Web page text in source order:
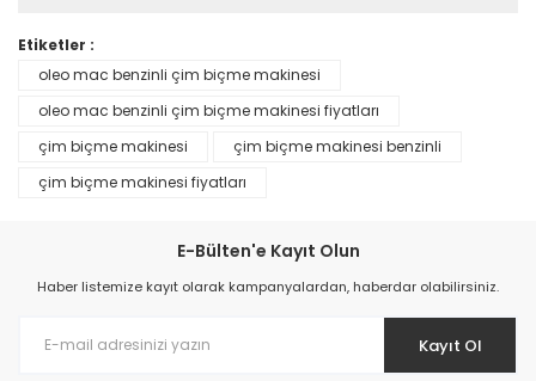
Etiketler :
oleo mac benzinli çim biçme makinesi
oleo mac benzinli çim biçme makinesi fiyatları
çim biçme makinesi
çim biçme makinesi benzinli
çim biçme makinesi fiyatları
E-Bülten'e Kayıt Olun
Haber listemize kayıt olarak kampanyalardan, haberdar olabilirsiniz.
Kayıt Ol